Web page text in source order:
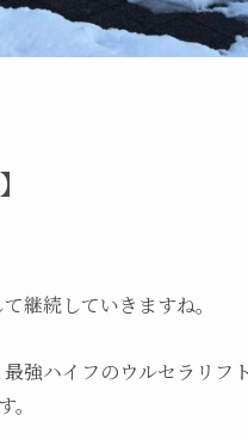
継続していきますね。
強ハイフのウルセラリフ
。